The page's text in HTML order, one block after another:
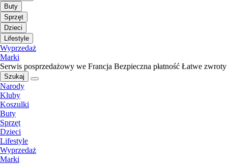
Buty
Sprzęt
Dzieci
Lifestyle
Wyprzedaż
Marki
Serwis posprzedażowy we Francja Bezpieczna płatność Łatwe zwroty
Szukaj
Narody
Kluby
Koszulki
Buty
Sprzęt
Dzieci
Lifestyle
Wyprzedaż
Marki